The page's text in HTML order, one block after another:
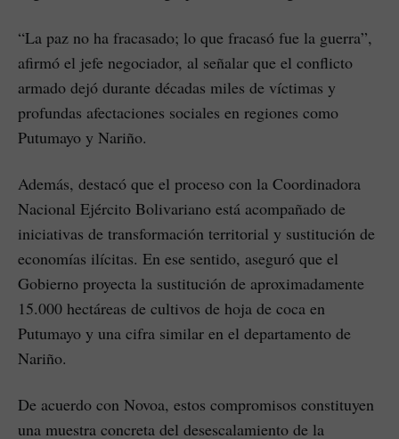
“La paz no ha fracasado; lo que fracasó fue la guerra”,
afirmó el jefe negociador, al señalar que el conflicto
armado dejó durante décadas miles de víctimas y
profundas afectaciones sociales en regiones como
Putumayo y Nariño.
Además, destacó que el proceso con la Coordinadora
Nacional Ejército Bolivariano está acompañado de
iniciativas de transformación territorial y sustitución de
economías ilícitas. En ese sentido, aseguró que el
Gobierno proyecta la sustitución de aproximadamente
15.000 hectáreas de cultivos de hoja de coca en
Putumayo y una cifra similar en el departamento de
Nariño.
De acuerdo con Novoa, estos compromisos constituyen
una muestra concreta del desescalamiento de la